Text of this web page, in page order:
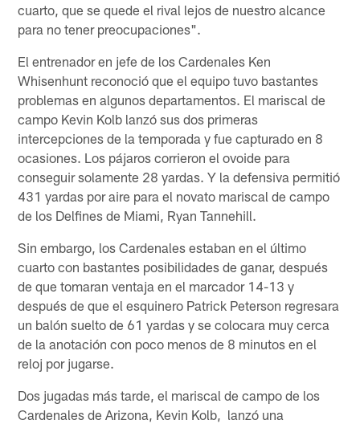
cuarto, que se quede el rival lejos de nuestro alcance
para no tener preocupaciones".
El entrenador en jefe de los Cardenales Ken
Whisenhunt reconoció que el equipo tuvo bastantes
problemas en algunos departamentos. El mariscal de
campo Kevin Kolb lanzó sus dos primeras
intercepciones de la temporada y fue capturado en 8
ocasiones. Los pájaros corrieron el ovoide para
conseguir solamente 28 yardas. Y la defensiva permitió
431 yardas por aire para el novato mariscal de campo
de los Delfines de Miami, Ryan Tannehill.
Sin embargo, los Cardenales estaban en el último
cuarto con bastantes posibilidades de ganar, después
de que tomaran ventaja en el marcador 14-13 y
después de que el esquinero Patrick Peterson regresara
un balón suelto de 61 yardas y se colocara muy cerca
de la anotación con poco menos de 8 minutos en el
reloj por jugarse.
Dos jugadas más tarde, el mariscal de campo de los
Cardenales de Arizona, Kevin Kolb, lanzó una